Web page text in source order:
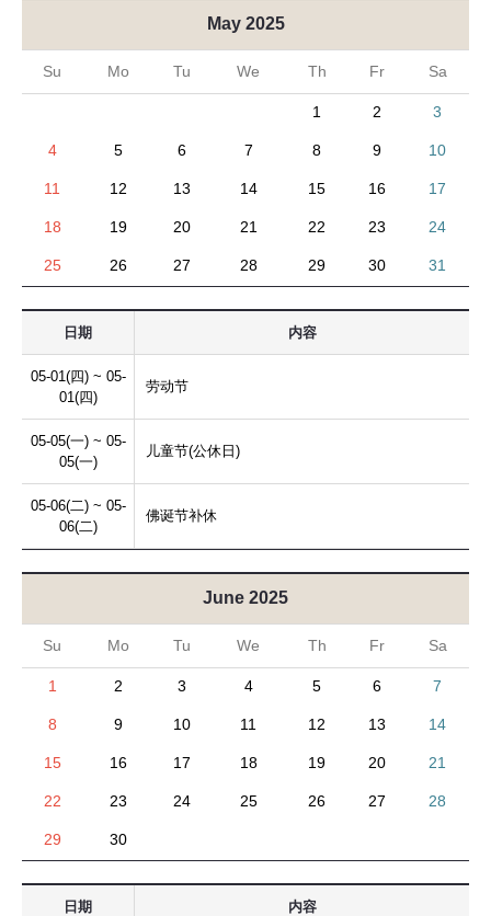
May 2025
Su Mo Tu We Th Fr Sa
1 2 3
4 5 6 7 8 9 10
11 12 13 14 15 16 17
18 19 20 21 22 23 24
25 26 27 28 29 30 31
日期 内容
05-01(四) ~ 05-
01(四)
劳动节
05-05(一) ~ 05-
05(一)
儿童节(公休日)
05-06(二) ~ 05-
06(二)
佛诞节补休
June 2025
Su Mo Tu We Th Fr Sa
1 2 3 4 5 6 7
8 9 10 11 12 13 14
15 16 17 18 19 20 21
22 23 24 25 26 27 28
29 30
日期 内容